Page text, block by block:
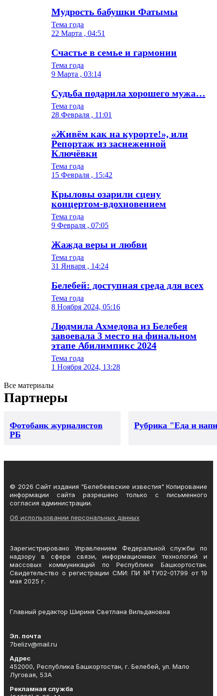
Мудрость бабушки Фатымы
Тема года
22 Марта , 04:51
Счастье в семье и гармонии
Тема года
9 Марта , 03:14
Судьба подарила хорошего мужа…
Тема года
28 Февраля , 11:01
«Живём как на курорте!», или
Репортаж из заснеженной
Ключёвки
Тема года
15 Февраля , 15:42
Крыловы озарили сцену
концертом-вдохновением
Тема года
9 Февраля , 07:05
Жажда веры и любви
Тема года
31 Января , 14:24
Белебей: доступная среда для всех
Тема года
8 Ноября 2024, 05:16
Людмила Ахмедова из Белебея
завоевала 3 место на финальном
этапе Абилимпикс 2024
Тема года
1 Ноября 2024, 13:28
Все материалы
Партнеры
Фотобанк журналистов
РБ
Рубрика "Еда и
© 2026 Сайт издания "Белебеевские известия" Копирование
информации сайта разрешено только с письменного
согласия администрации.
Об использовании персональных данных
Зарегистрировано Управлением Федеральной службы по
надзору в сфере связи, информационных технологий и
массовых коммуникаций по Республике Башкортостан.
Свидетельство о регистрации СМИ: ПИ №ТУ02-01799 от 19
мая 2025 г.
Главный редактор Шириня Светлана Вильдановна
Эл. почта
7belizv@mail.ru
Адрес
452000, Республика Башкортостан, г. Белебей, ул. Мало
Луговая, 53А
Рекламная служба